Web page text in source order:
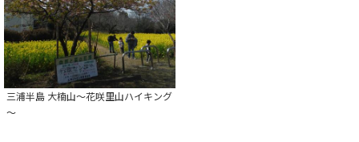
三浦半島 大楠山～花咲里山ハイキング
～